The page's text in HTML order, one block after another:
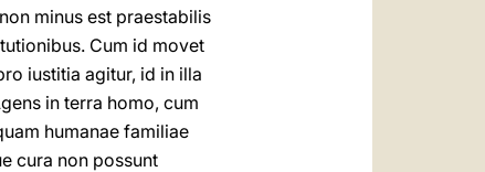
minus est praestabilis
Cum id movet
iustitia agitur, id in illa
in terra homo, cum
humanae familiae
cura non possunt